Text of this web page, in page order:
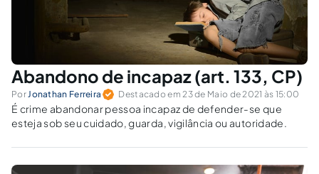
Abandono de incapaz (art. 133, CP)
PorJonathan Ferreira Destacado em 23 de Maio de 2021 às 15:00
É crime abandonar pessoa incapaz de defender-se que
esteja sob seu cuidado, guarda, vigilância ou autoridade.